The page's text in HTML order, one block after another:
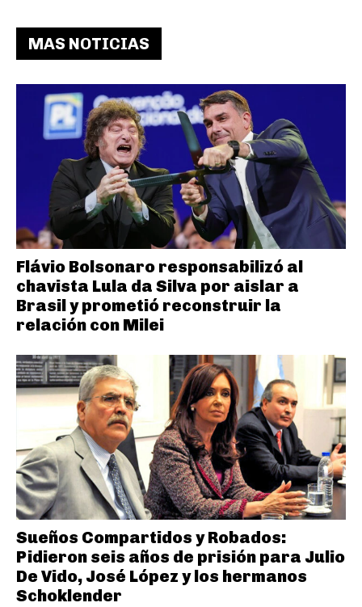
MAS NOTICIAS
Flávio Bolsonaro responsabilizó al
chavista Lula da Silva por aislar a
Brasil y prometió reconstruir la
relación con Milei
Sueños Compartidos y Robados:
Pidieron seis años de prisión para Julio
De Vido, José López y los hermanos
Schoklender